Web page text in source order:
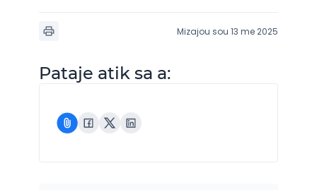
Mizajou sou 13 me 2025
Pataje atik sa a: